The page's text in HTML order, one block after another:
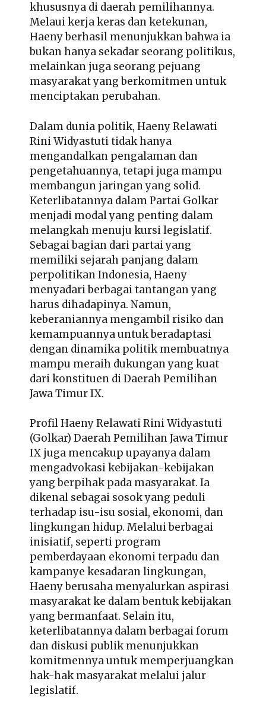
khususnya di daerah pemilihannya.
Melaui kerja keras dan ketekunan,
Haeny berhasil menunjukkan bahwa ia
bukan hanya sekadar seorang politikus,
melainkan juga seorang pejuang
masyarakat yang berkomitmen untuk
menciptakan perubahan.
Dalam dunia politik, Haeny Relawati
Rini Widyastuti tidak hanya
mengandalkan pengalaman dan
pengetahuannya, tetapi juga mampu
membangun jaringan yang solid.
Keterlibatannya dalam Partai Golkar
menjadi modal yang penting dalam
melangkah menuju kursi legislatif.
Sebagai bagian dari partai yang
memiliki sejarah panjang dalam
perpolitikan Indonesia, Haeny
menyadari berbagai tantangan yang
harus dihadapinya. Namun,
keberaniannya mengambil risiko dan
kemampuannya untuk beradaptasi
dengan dinamika politik membuatnya
mampu meraih dukungan yang kuat
dari konstituen di Daerah Pemilihan
Jawa Timur IX.
Profil Haeny Relawati Rini Widyastuti
(Golkar) Daerah Pemilihan Jawa Timur
IX juga mencakup upayanya dalam
mengadvokasi kebijakan-kebijakan
yang berpihak pada masyarakat. Ia
dikenal sebagai sosok yang peduli
terhadap isu-isu sosial, ekonomi, dan
lingkungan hidup. Melalui berbagai
inisiatif, seperti program
pemberdayaan ekonomi terpadu dan
kampanye kesadaran lingkungan,
Haeny berusaha menyalurkan aspirasi
masyarakat ke dalam bentuk kebijakan
yang bermanfaat. Selain itu,
keterlibatannya dalam berbagai forum
dan diskusi publik menunjukkan
komitmennya untuk memperjuangkan
hak-hak masyarakat melalui jalur
legislatif.